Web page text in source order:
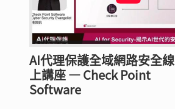
AI代理保護全域網路安全線
上講座 — Check Point
Software